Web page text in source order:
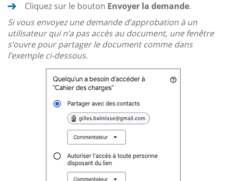
Cliquez sur le bouton Envoyer la demande.
Si vous envoyez une demande d’approbation à un
utilisateur qui n’a pas accès au document, une fenêtre
s’ouvre pour partager le document comme dans
l’exemple ci-dessous.